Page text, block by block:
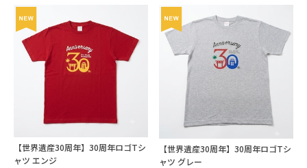
【世界遺産30周年】30周年ロゴTシ
ャツ エンジ
【世界遺産30周年】30周年ロゴTシ
ャツ グレー